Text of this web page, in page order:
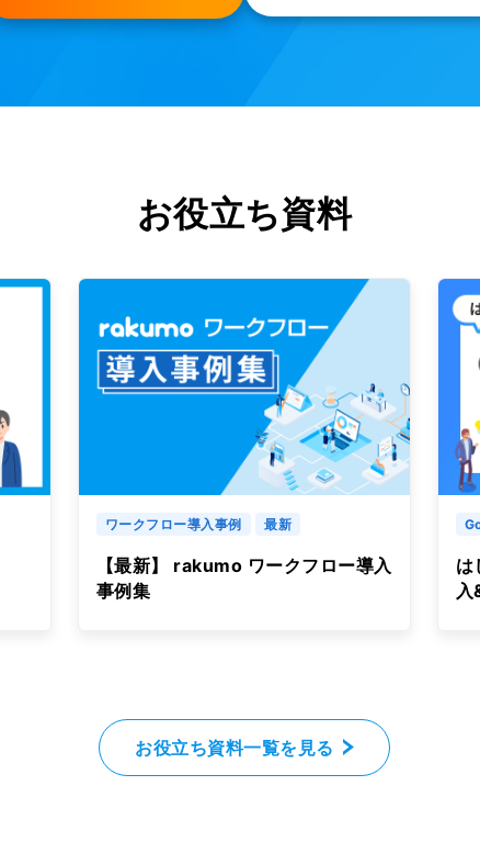
お役立ち資料
ワークフロー導入事例 最新
【最新】 rakumo ワークフロー導入
事例集
は
お役立ち資料一覧を見る